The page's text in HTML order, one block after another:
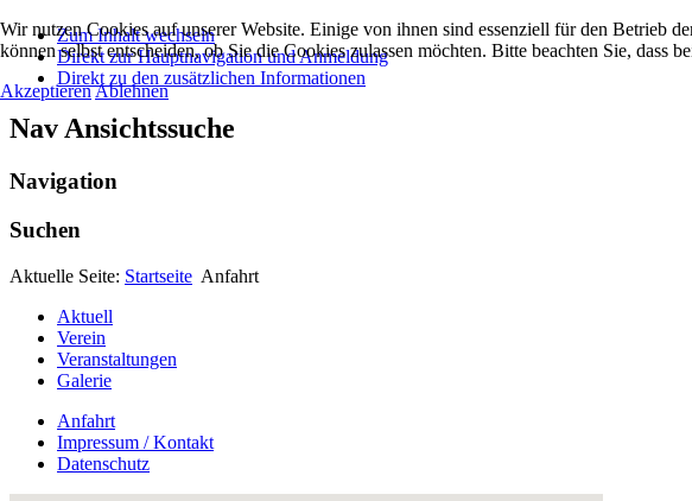
Zum Inhalt wechseln
Direkt zur Hauptnavigation und Anmeldung
Direkt zu den zusätzlichen Informationen
Nav Ansichtssuche
Navigation
Suchen
Aktuelle Seite: Startseite Anfahrt
Aktuell
Verein
Veranstaltungen
Galerie
Anfahrt
Impressum / Kontakt
Datenschutz
Wir nutzen Cookies auf unserer Website. Einige von ihnen sind essenziell für den Betrieb
können selbst entscheiden, ob Sie die Cookies zulassen möchten. Bitte beachten Sie,
AkzeptierenAblehnen